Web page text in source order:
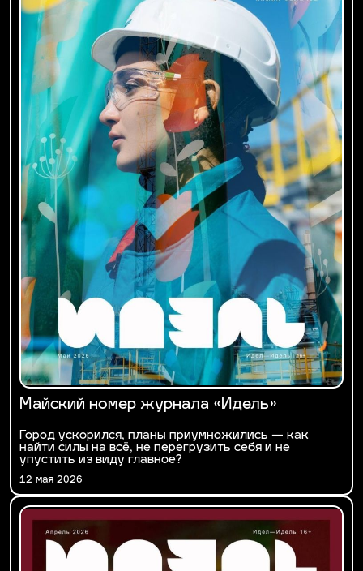
Майский номер журнала «Идель»
Город ускорился, планы приумножились — как
найти силы на всё, не перегрузить себя и не
упустить из виду главное?
12 мая 2026